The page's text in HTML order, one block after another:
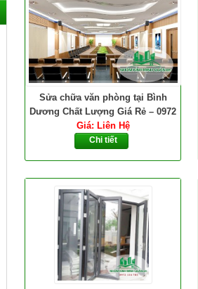
Sửa chữa văn phòng tại Bình
Dương Chất Lượng Giá Rẻ – 0972
134 785
Giá: Liên Hệ
Chi tiết